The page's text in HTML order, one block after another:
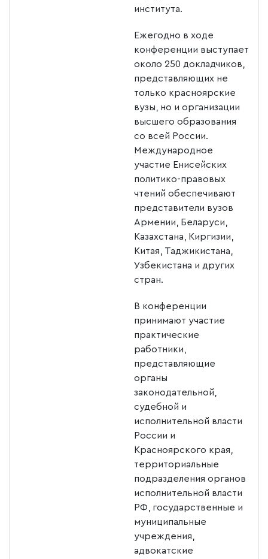
института.
Ежегодно в ходе
конференции выступает
около 250 докладчиков,
представляющих не
только красноярские
вузы, но и организации
высшего образования
со всей России.
Международное
участие Енисейских
политико-правовых
чтений обеспечивают
представители вузов
Армении, Беларуси,
Казахстана, Киргизии,
Китая, Таджикистана,
Узбекистана и других
стран.
В конференции
принимают участие
практические
работники,
представляющие
органы
законодательной,
судебной и
исполнительной власти
России и
Красноярского края,
территориальные
подразделения органов
исполнительной власти
РФ, государственные и
муниципальные
учреждения,
адвокатские